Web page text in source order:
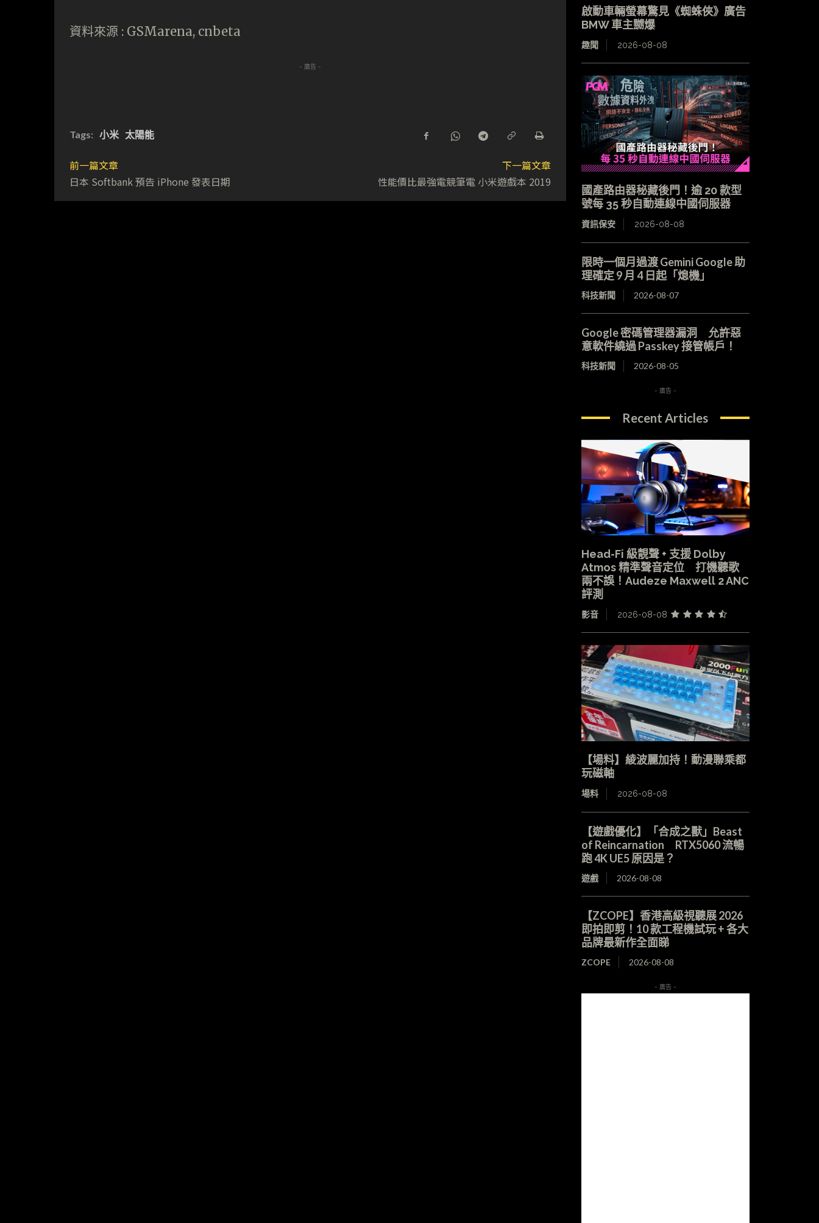
資料來源 : GSMarena, cnbeta
- 廣告 -
Tags: 小米 太陽能
前一篇文章
日本 Softbank 預告 iPhone 發表日期
下一篇文章
性能價比最強電競筆電 小米遊戲本 2019
啟動車輛螢幕驚見《蜘蛛俠》廣告
BMW 車主嬲爆
趣聞 2026-08-08
國產路由器秘藏後門！逾 20 款型
號每 35 秒自動連線中國伺服器
資訊保安 2026-08-08
限時一個月過渡 Gemini Google 助
理確定 9 月 4 日起「熄機」
科技新聞 2026-08-07
Google 密碼管理器漏洞 允許惡
意軟件繞過 Passkey 接管帳戶！
科技新聞 2026-08-05
- 廣告 -
Recent Articles
Head-Fi 級靚聲 + 支援 Dolby
Atmos 精準聲音定位 打機聽歌
兩不誤！Audeze Maxwell 2 ANC
評測
影音 2026-08-08
【場料】綾波麗加持！動漫聯乘都
玩磁軸
場料 2026-08-08
【遊戲優化】「合成之獸」Beast
of Reincarnation RTX5060 流暢
跑 4K UE5 原因是？
遊戲 2026-08-08
【ZCOPE】香港高級視聽展 2026
即拍即剪！10 款工程機試玩 + 各大
品牌最新作全面睇
ZCOPE 2026-08-08
- 廣告 -